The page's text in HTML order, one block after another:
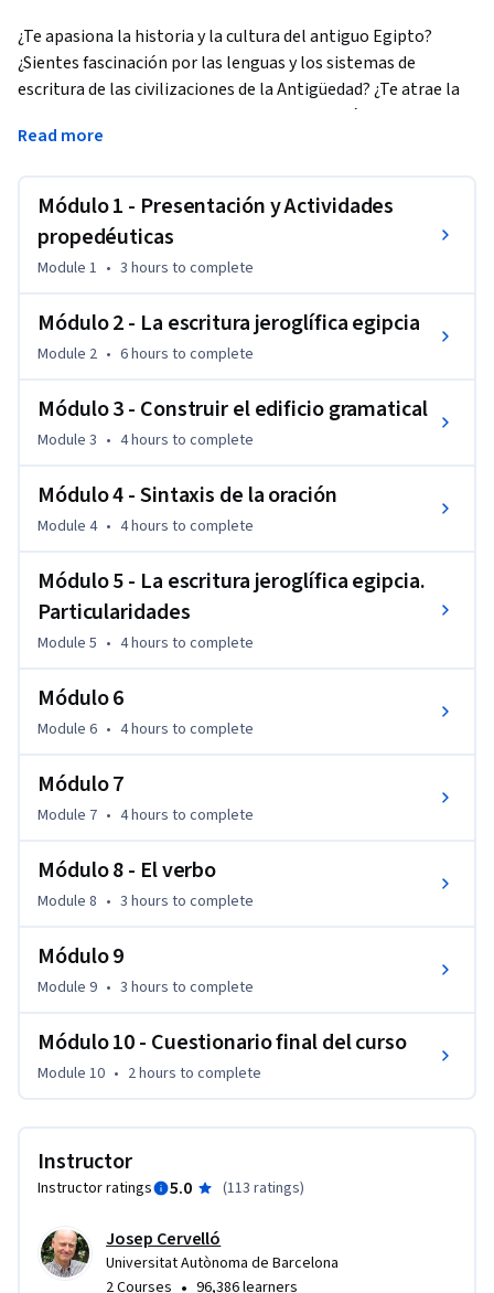
¿Te apasiona la historia y la cultura del antiguo Egipto?
¿Sientes fascinación por las lenguas y los sistemas de
escritura de las civilizaciones de la Antigüedad? ¿Te atrae la
idea de adentrarte en el secreto de los jeroglíficos egipcios y
comprender las claves de su lectura e interpretación? ¡Si es
Nuestro objetivo es el de iniciarte en la escritura jeroglífica,
en sus signos y su funcionamiento, así como en la gramática
de la lengua egipcia clásica (la lengua de Sinuhé), con el fin de
que, al término de las nueve semanas de duración del curso,
seas capaz de leer e interpretar con propiedad pasajes
sencillos de textos egipcios literarios y funerarios. Esto te
permitirá, además, cuando viajes a Egipto o visites museos
monumentos y objetos con inscripciones jeroglíficas y, por
tanto, disfrutarlos más.
materiales de alto nivel académico, pensados para
introducirte en la materia de una manera didáctica y
¿Qué te parece, empezamos ya?
Read more
Módulo 1 - Presentación y Actividades
propedéuticas
Module 1 • 3 hours to complete
Módulo 2 - La escritura jeroglífica egipcia
Module 2 • 6 hours to complete
Módulo 3 - Construir el edificio gramatical
Module 3 • 4 hours to complete
Módulo 4 - Sintaxis de la oración
Module 4 • 4 hours to complete
Módulo 5 - La escritura jeroglífica egipcia.
Particularidades
Module 5 • 4 hours to complete
Módulo 6
Module 6 • 4 hours to complete
Módulo 7
Module 7 • 4 hours to complete
Módulo 8 - El verbo
Module 8 • 3 hours to complete
Módulo 9
Module 9 • 3 hours to complete
Módulo 10 - Cuestionario final del curso
Module 10 • 2 hours to complete
Instructor
Instructor ratings 5.0 (113 ratings)
Josep Cervelló
Universitat Autònoma de Barcelona
2 Courses • 96,386 learners